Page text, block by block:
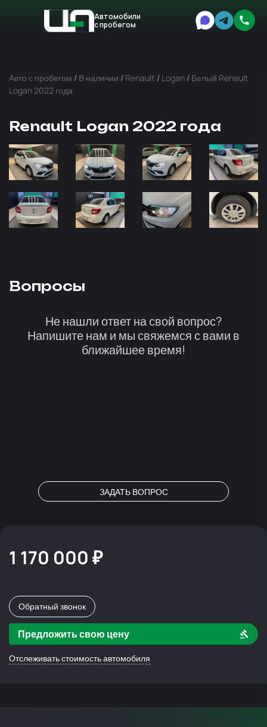
Автомобили
с пробегом
Авто с пробегом / В наличии / Renault / Logan / Белый Renault
Logan 2022 года
Renault Logan 2022 года
Вопросы
Не нашли ответ на свой вопрос?
Напишите нам и мы свяжемся с вами в
ближайшее время!
ЗАДАТЬ ВОПРОС
1 170 000 ₽
Обратный звонок
Предложить свою цену
Отслеживать стоимость автомобиля